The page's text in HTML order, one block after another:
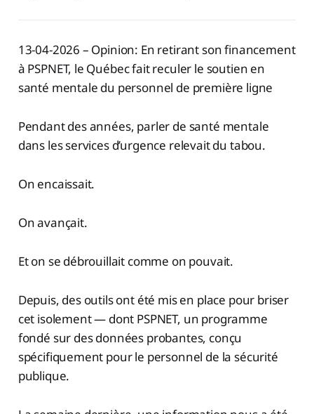
13-04-2026 – Opinion: En retirant son financement
à PSPNET, le Québec fait reculer le soutien en
santé mentale du personnel de première ligne
Pendant des années, parler de santé mentale
dans les services d’urgence relevait du tabou.
On encaissait.
On avançait.
Et on se débrouillait comme on pouvait.
Depuis, des outils ont été mis en place pour briser
cet isolement — dont PSPNET, un programme
fondé sur des données probantes, conçu
spécifiquement pour le personnel de la sécurité
publique.